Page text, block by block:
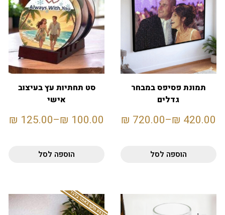
תמונת פסיפס במבחר
גדלים
420.00
₪
–
720.00
₪
הוספה לסל
סט תחתיות עץ בעיצוב
אישי
100.00
₪
–
125.00
₪
הוספה לסל
המבצע תקף באתר בלבד